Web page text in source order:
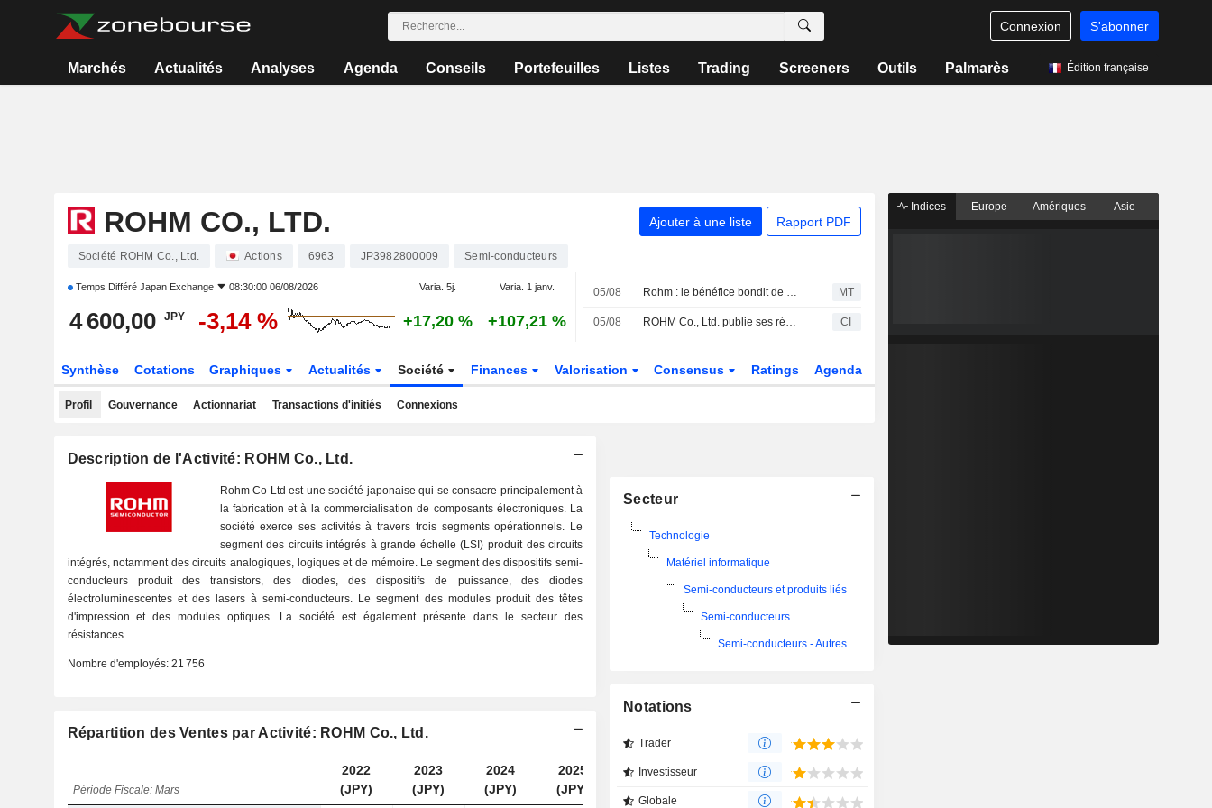
Connexion S'abonner
Marchés Actualités Analyses Agenda Conseils Portefeuilles Listes Trading Screeners Outils Palmarès Édition française
ROHM CO., LTD. Ajouter à une liste Rapport PDF
Société ROHM Co., Ltd. Actions 6963 JP3982800009 Semi-conducteurs
Temps Différé Japan Exchange 08:30:00 06/08/2026 Varia. 5j. Varia. 1 janv.
4 600,00 JPY -3,14 % +17,20 % +107,21 %
05/08 Rohm : le bénéfice bondit de 204 % au premier trimestre fiscal MT
05/08 ROHM Co., Ltd. publie ses résultats pour le premier trimestre clos le 30 juin 2026 CI
Synthèse Cotations Graphiques Actualités Société Finances Valorisation Consensus Ratings Agenda
Profil Gouvernance Actionnariat Transactions d'initiés Connexions
Description de l'Activité: ROHM Co., Ltd.
Rohm Co Ltd est une société japonaise qui se consacre principalement à
la fabrication et à la commercialisation de composants électroniques. La
société exerce ses activités à travers trois segments opérationnels. Le
segment des circuits intégrés à grande échelle (LSI) produit des circuits
intégrés, notamment des circuits analogiques, logiques et de mémoire. Le segment des dispositifs semi-
conducteurs produit des transistors, des diodes, des dispositifs de puissance, des diodes
électroluminescentes et des lasers à semi-conducteurs. Le segment des modules produit des têtes
d'impression et des modules optiques. La société est également présente dans le secteur des
résistances.
Nombre d'employés: 21 756
Répartition des Ventes par Activité: ROHM Co., Ltd.
Période Fiscale: Mars
2022
(JPY)
2023
(JPY)
2024
(JPY)
2025
(JPY)
2026
Secteur
Technologie
Matériel informatique
Semi-conducteurs et produits liés
Semi-conducteurs
Semi-conducteurs - Autres
Notations
Trader
Investisseur
Globale
Indices Europe Amériques Asie